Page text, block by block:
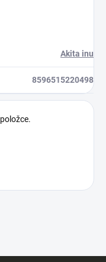
Akita inu
8596515220498